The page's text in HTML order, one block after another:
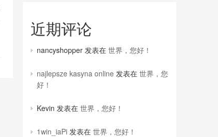
近期评论
nancyshopper 发表在 世界，您好！
najlepsze kasyna online 发表在 世界，您
好！
Kevin 发表在 世界，您好！
1win_iaPi 发表在 世界，您好！